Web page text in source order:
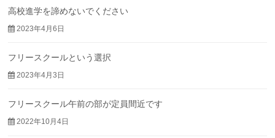
高校進学を諦めないでください
2023年4月6日
フリースクールという選択
2023年4月3日
フリースクール午前の部が定員間近です
2022年10月4日